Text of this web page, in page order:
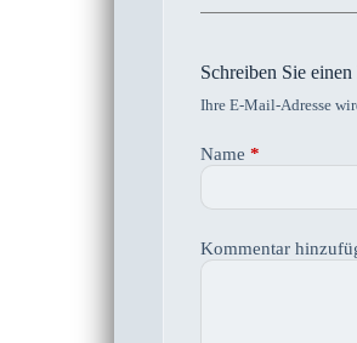
Schreiben Sie
Ihre E-Mail-Adresse
Name *
Kommentar